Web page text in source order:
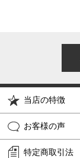
当店の特徴
お客様の声
特定商取引法